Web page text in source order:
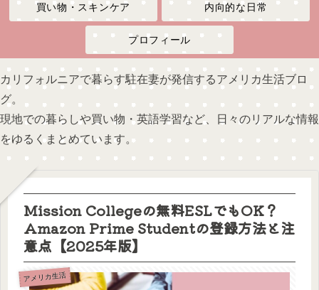
買い物・スキンケア 内向的な日常
プロフィール
カリフォルニアで暮らす駐在妻が発信するアメリカ生活ブロ
グ。
現地での暮らしや買い物・英語学習など、日々のリアルな情報
をゆるくまとめています。
Mission Collegeの無料ESLでもOK？
Amazon Prime Studentの登録方法と注
意点【2025年版】
アメリカ生活